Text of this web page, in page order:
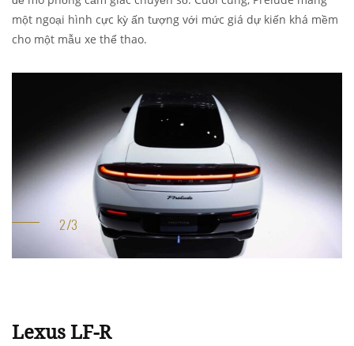
một ngoại hình cực kỳ ấn tượng với mức giá dự kiến khá mềm
cho một mẫu xe thể thao.
Lexus LF-R